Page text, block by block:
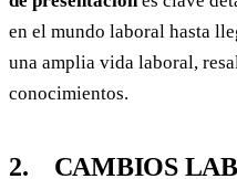
en el mundo laboral hasta
una amplia vida laboral,
conocimientos.
2. CAMBIOS